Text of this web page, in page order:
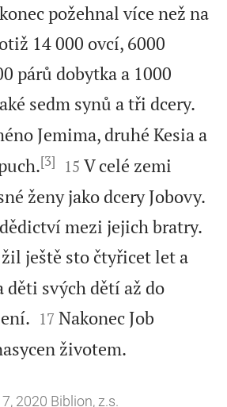
požehnal více než na
14 000 ovcí, 6000
párů dobytka a 1000
sedm synů a tři dcery.
Jemima, druhé Kesia a
[3] 

15 V celé zemi
ženy jako dcery Jobovy.
mezi jejich bratry.
žil ještě sto čtyřicet let a
děti svých dětí až do


17 Nakonec Job
životem.
2020 Biblion, z.s.